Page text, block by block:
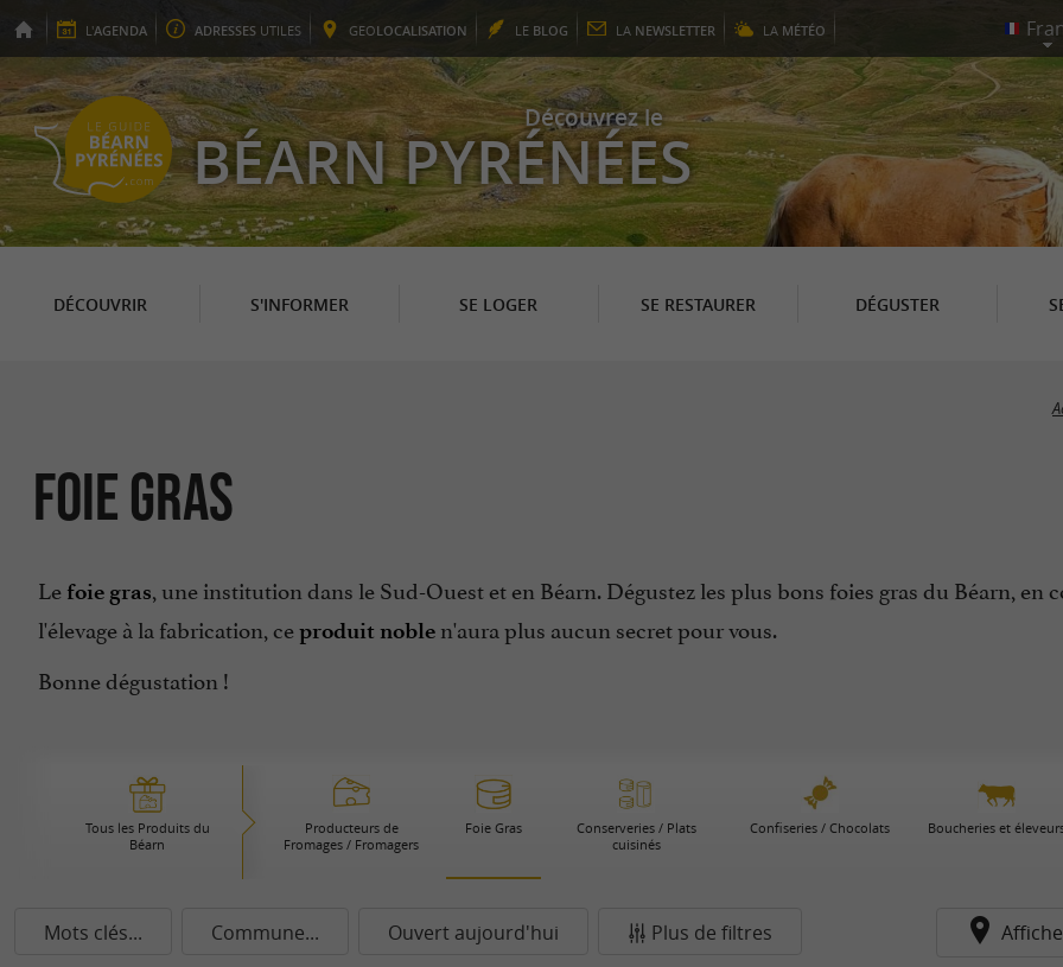
L'AGENDA ADRESSES UTILES GEOLOCALISATION LE BLOG LA NEWSLETTER LA MÉTÉO
Découvrez le
BÉARN PYRÉNÉES
DÉCOUVRIR S'INFORMER SE LOGER SE RESTAURER DÉGUSTER
Foie Gras
Le foie gras, une institution dans le Sud-Ouest et en Béarn. Dégustez les plus bons foies gras du Béarn,
l'élevage à la fabrication, ceproduit noble n'aura plus aucun secret pour vous.
Bonne dégustation !
Tous les Produits du
Béarn
Producteurs de
Fromages / Fromagers
Foie Gras
Conserveries / Plats
cuisinés
Confiseries / Chocolats Boucheries et
Mots clés... Commune... Ouvert aujourd'hui Plus de filtres